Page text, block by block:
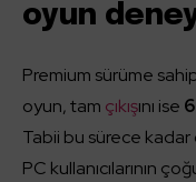
oyun
Premium sürüme
oyun, tam çıkışını ise
Tabii bu sürece
PC kullanıcılarının